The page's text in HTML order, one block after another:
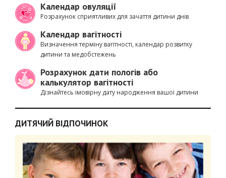
Календар овуляції
Розрахунок сприятливих для зачаття дитини днів
Календар вагітності
Визначення терміну вагітності, календар розвитку
дитини та медобстежень
Розрахунок дати пологів або
калькулятор вагітності
Дізнайтесь імовірну дату народження вашої дитини
ДИТЯЧИЙ ВІДПОЧИНОК